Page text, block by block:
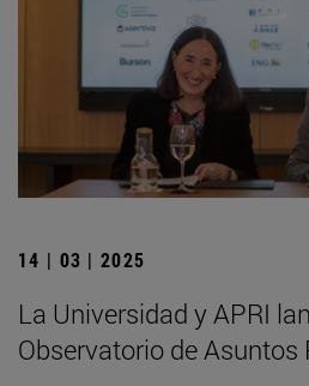
14 | 03 | 2025
La Universidad y APRI
Observatorio de Asuntos